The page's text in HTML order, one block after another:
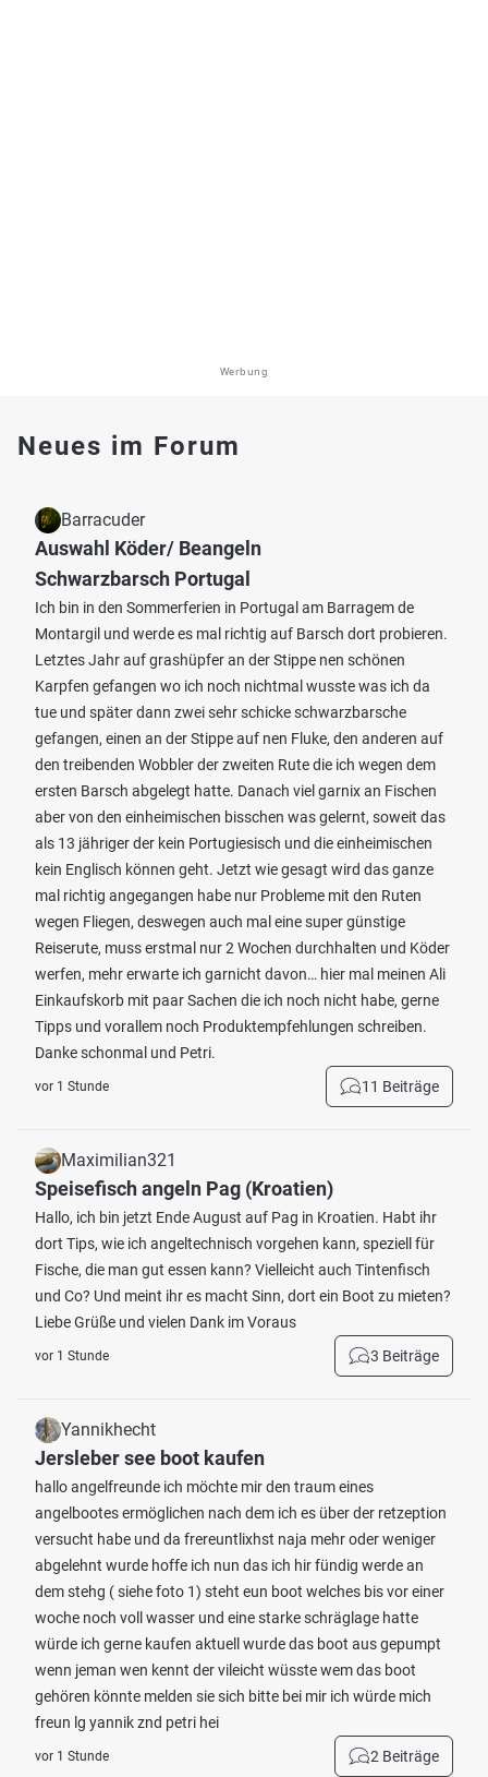
Werbung
Neues im Forum
Barracuder
Auswahl Köder/ Beangeln
Schwarzbarsch Portugal
Ich bin in den Sommerferien in Portugal am Barragem de
Montargil und werde es mal richtig auf Barsch dort probieren.
Letztes Jahr auf grashüpfer an der Stippe nen schönen
Karpfen gefangen wo ich noch nichtmal wusste was ich da
tue und später dann zwei sehr schicke schwarzbarsche
gefangen, einen an der Stippe auf nen Fluke, den anderen auf
den treibenden Wobbler der zweiten Rute die ich wegen dem
ersten Barsch abgelegt hatte. Danach viel garnix an Fischen
aber von den einheimischen bisschen was gelernt, soweit das
als 13 jähriger der kein Portugiesisch und die einheimischen
kein Englisch können geht. Jetzt wie gesagt wird das ganze
mal richtig angegangen habe nur Probleme mit den Ruten
wegen Fliegen, deswegen auch mal eine super günstige
Reiserute, muss erstmal nur 2 Wochen durchhalten und Köder
werfen, mehr erwarte ich garnicht davon… hier mal meinen Ali
Einkaufskorb mit paar Sachen die ich noch nicht habe, gerne
Tipps und vorallem noch Produktempfehlungen schreiben.
Danke schonmal und Petri.
vor 1 Stunde 11 Beiträge
Maximilian321
Speisefisch angeln Pag (Kroatien)
Hallo, ich bin jetzt Ende August auf Pag in Kroatien. Habt ihr
dort Tips, wie ich angeltechnisch vorgehen kann, speziell für
Fische, die man gut essen kann? Vielleicht auch Tintenfisch
und Co? Und meint ihr es macht Sinn, dort ein Boot zu mieten?
Liebe Grüße und vielen Dank im Voraus
vor 1 Stunde 3 Beiträge
Yannikhecht
Jersleber see boot kaufen
hallo angelfreunde ich möchte mir den traum eines
angelbootes ermöglichen nach dem ich es über der retzeption
versucht habe und da frereuntlixhst naja mehr oder weniger
abgelehnt wurde hoffe ich nun das ich hir fündig werde an
dem stehg ( siehe foto 1) steht eun boot welches bis vor einer
woche noch voll wasser und eine starke schräglage hatte
würde ich gerne kaufen aktuell wurde das boot aus gepumpt
wenn jeman wen kennt der vileicht wüsste wem das boot
gehören könnte melden sie sich bitte bei mir ich würde mich
freun lg yannik znd petri hei
vor 1 Stunde 2 Beiträge